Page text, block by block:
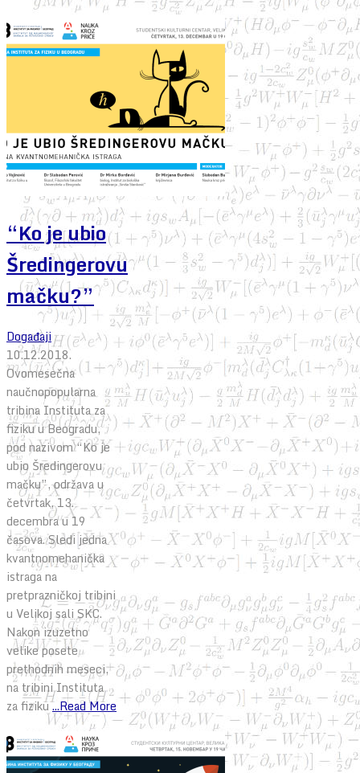
“Ko je ubio
Šredingerovu
mačku?”
Događaji
10.12.2018.
Ovomesečna
naučnopopularna
tribina Instituta za
fiziku u Beogradu,
pod nazivom “Ko je
ubio Šredingerovu
mačku”, održava u
četvrtak, 13.
decembra u 19
časova. Sledi jedna
kvantnomehanička
istraga na
pretprazničkoj tribini
u Velikoj sali SKC.
Nakon izuzetno
velike posete
prethodnih meseci,
na tribini Instituta
za fiziku...Read More